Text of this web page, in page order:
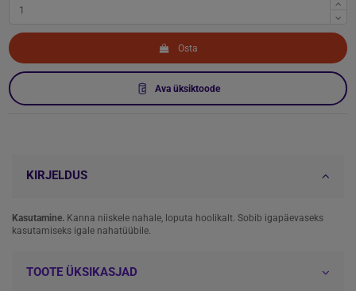
Osta
Ava üksiktoode
KIRJELDUS
Kasutamine. Kanna niiskele nahale, loputa hoolikalt. Sobib igapäevaseks
kasutamiseks igale nahatüübile.
TOOTE ÜKSIKASJAD